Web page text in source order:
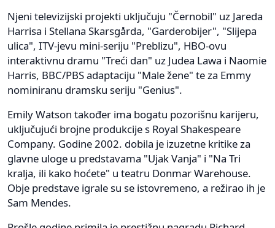
Njeni televizijski projekti uključuju "Černobil" uz Jareda
Harrisa i Stellana Skarsgårda, "Garderobijer", "Slijepa
ulica", ITV-jevu mini-seriju "Preblizu", HBO-ovu
interaktivnu dramu "Treći dan" uz Judea Lawa i Naomie
Harris, BBC/PBS adaptaciju "Male žene" te za Emmy
nominiranu dramsku seriju "Genius".
Emily Watson također ima bogatu pozorišnu karijeru,
uključujući brojne produkcije s Royal Shakespeare
Company. Godine 2002. dobila je izuzetne kritike za
glavne uloge u predstavama "Ujak Vanja" i "Na Tri
kralja, ili kako hoćete" u teatru Donmar Warehouse.
Obje predstave igrale su se istovremeno, a režirao ih je
Sam Mendes.